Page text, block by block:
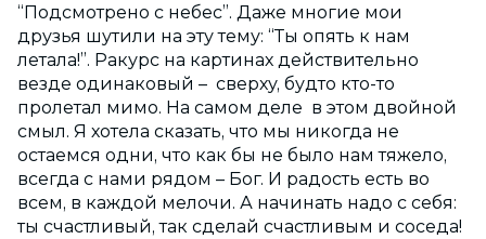
“Подсмотрено с небес”. Даже многие мои
друзья шутили на эту тему: “Ты опять к нам
летала!”. Ракурс на картинах действительно
везде одинаковый – сверху, будто кто-то
пролетал мимо. На самом деле в этом двойной
смыл. Я хотела сказать, что мы никогда не
остаемся одни, что как бы не было нам тяжело,
всегда с нами рядом – Бог. И радость есть во
всем, в каждой мелочи. А начинать надо с себя:
ты счастливый, так сделай счастливым и соседа!